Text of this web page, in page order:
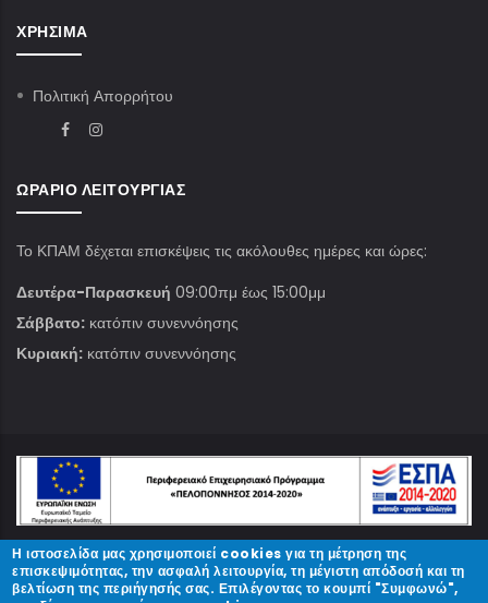
ΧΡΉΣΙΜΑ
Πολιτική Απορρήτου
ΩΡΆΡΙΟ ΛΕΙΤΟΥΡΓΊΑΣ
Το ΚΠΑΜ δέχεται επισκέψεις τις ακόλουθες ημέρες και ώρες:
Δευτέρα-Παρασκευή 09:00πμ έως 15:00μμ
Σάββατο: κατόπιν συνεννόησης
Κυριακή: κατόπιν συνεννόησης
© CopyrightΚΠΑΜ2023.
Η ιστοσελίδα μας χρησιμοποιεί cookies για τη μέτρηση της
επισκεψιμότητας, την ασφαλή λειτουργία, τη μέγιστη απόδοσή και τη
βελτίωση της περιήγησής σας. Επιλέγοντας το κουμπί "Συμφωνώ",